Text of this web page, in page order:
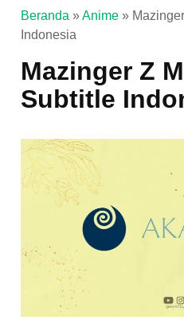
Beranda »Anime »
Indonesia
Mazinger Z
Subtitle